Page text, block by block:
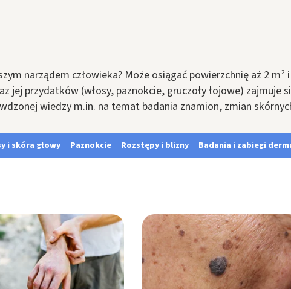
narządem człowieka? Może osiągać powierzchnię aż 2 m²
jej przydatków (włosy, paznokcie, gruczoły łojowe) zajmuje
wiedzy m.in. na temat badania znamion, zmian
i skóra głowy Paznokcie Rozstępy i blizny Badania i zabiegi